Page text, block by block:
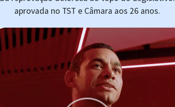
aprovada no TST e Câmara aos 26 anos.